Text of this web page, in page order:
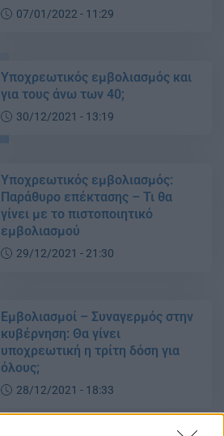
07/01/2022 - 11:29
Υποχρεωτικός εμβολιασμός και
για τους άνω των 40;
30/12/2021 - 13:19
Υποχρεωτικός εμβολιασμός:
Παράθυρο επέκτασης – Τι θα
γίνει με το πιστοποιητικό
εμβολιασμού
29/12/2021 - 21:30
Εμβολιασμοί – Συναγερμός στην
κυβέρνηση: Θα γίνει
υποχρεωτική η τρίτη δόση για
όλους;
28/12/2021 - 18:33